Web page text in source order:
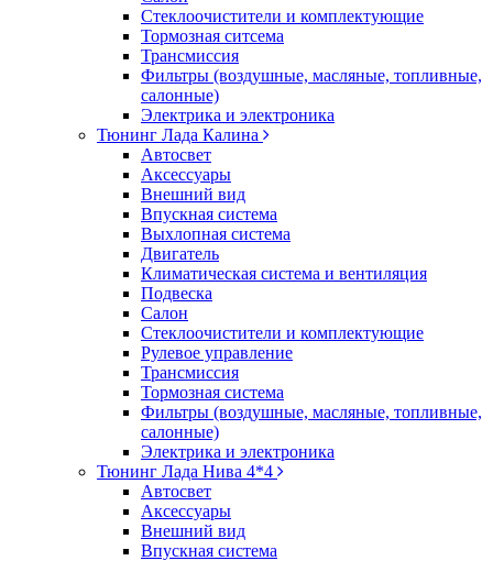
Стеклоочистители и комплектующие
Тормозная ситсема
Трансмиссия
Фильтры (воздушные, масляные, топливные,
салонные)
Электрика и электроника
Тюнинг Лада Калина
Автосвет
Аксессуары
Внешний вид
Впускная система
Выхлопная система
Двигатель
Климатическая система и вентиляция
Подвеска
Салон
Стеклоочистители и комплектующие
Рулевое управление
Трансмиссия
Тормозная система
Фильтры (воздушные, масляные, топливные,
салонные)
Электрика и электроника
Тюнинг Лада Нива 4*4
Автосвет
Аксессуары
Внешний вид
Впускная система